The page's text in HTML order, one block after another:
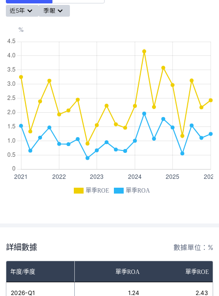
近5年
季報
單季ROE 單季ROA
詳細數據 數據單位：%
年度/季度 單季ROA 單季ROE
2026-Q1 1.24 2.43